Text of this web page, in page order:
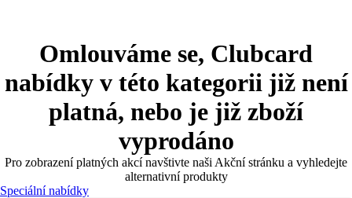
Omlouváme se, Clubcard
nabídky v této kategorii již není
platná, nebo je již zboží
vyprodáno
Pro zobrazení platných akcí navštivte naši Akční stránku a vyhledejte
alternativní produkty
Speciální nabídky